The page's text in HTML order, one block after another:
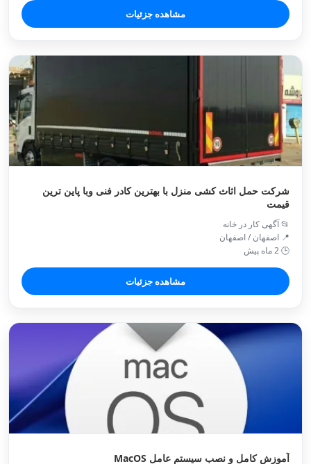
مشاهده جزئیات
شرکت حمل اثاث کشی منزل با بهترین کادر فنی وبا پاین ترین
قیمت
📂 آگهی کار در خانه
📍 اصفهان / اصفهان
🕒 2 ماه پیش
مشاهده جزئیات
آموزش کامل و نصب‌ سیستم عامل MacOS